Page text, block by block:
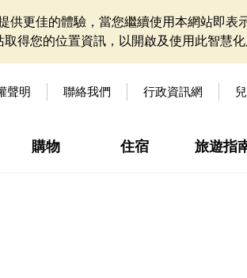
更佳的體驗，當您繼續使用本網站即表
得您的位置資訊，以開啟及使用此智慧化
聲明 聯絡我們 行政資訊網
購物 住宿 旅遊指